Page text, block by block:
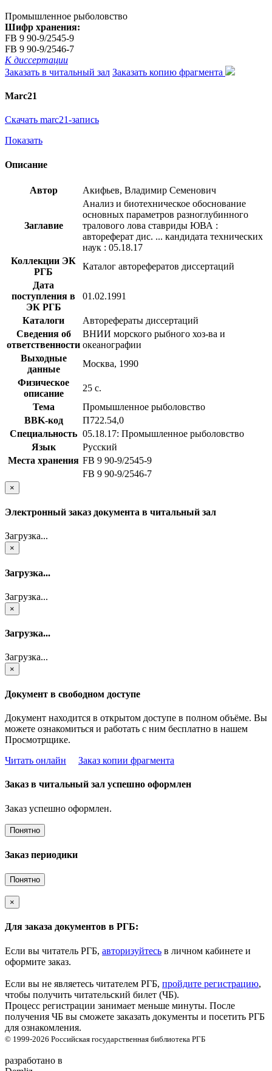
Промышленное рыболовство
Шифр хранения:
FB 9 90-9/2545-9
FB 9 90-9/2546-7
К диссертации
Заказать в читальный зал Заказать копию фрагмента
Marc21
Скачать marc21-запись
Показать
Описание
Автор Акифьев, Владимир Семенович
Заглавие
Анализ и биотехническое обоснование
основных параметров разноглубинного
тралового лова ставриды ЮВА :
автореферат дис. ... кандидата технических
наук : 05.18.17
Коллекции ЭК
РГБ
Каталог авторефератов диссертаций
Дата
поступления в
ЭК РГБ
01.02.1991
Каталоги
Авторефераты диссертаций
Сведения об
ответственности
ВНИИ морского рыбного хоз-ва и
океанографии
Выходные
данные
Москва, 1990
Физическое
описание
25 с.
Тема
Промышленное рыболовство
BBK-код
П722.54,0
Специальность 05.18.17: Промышленное рыболовство
Язык
Русский
Места хранения FB 9 90-9/2545-9
FB 9 90-9/2546-7
×
Электронный заказ документа в читальный зал
Загрузка...
×
Загрузка...
Загрузка...
×
Загрузка...
Загрузка...
×
Документ в свободном доступе
Документ находится в открытом доступе в полном объёме. Вы
можете ознакомиться и работать с ним бесплатно в нашем
Просмотрщике.
Читать онлайн
Заказ копии фрагмента
Заказ в читальный зал успешно оформлен
Заказ успешно оформлен.
Понятно
Заказ периодики
Понятно
×
Для заказа документов в РГБ:
Если вы читатель РГБ, авторизуйтесь в личном кабинете и
оформите заказ.
Если вы не являетесь читателем РГБ, пройдите регистрацию,
чтобы получить читательский билет (ЧБ).
Процесс регистрации занимает меньше минуты. После
получения ЧБ вы сможете заказать документы и посетить РГБ
для ознакомления.
© 1999-2026 Российская государственная библиотека РГБ
разработано в